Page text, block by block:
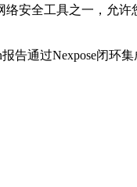
安全工具之一，允许
告通过Nexpose闭环